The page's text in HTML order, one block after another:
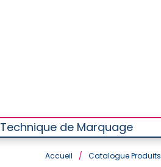
Technique de Marquage
Accueil / Catalogue Produits